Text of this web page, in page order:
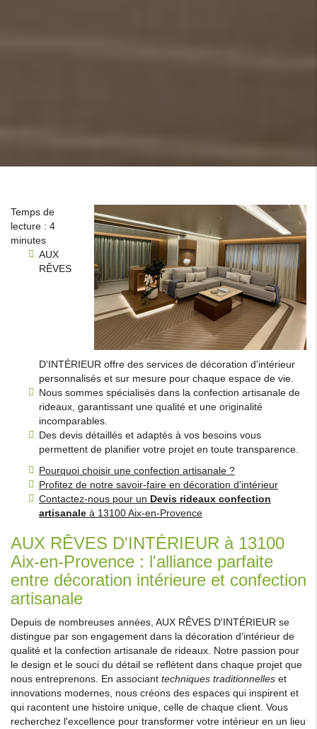
Temps de
lecture : 4
minutes
AUX
RÊVES
D'INTÉRIEUR offre des services de décoration d'intérieur
personnalisés et sur mesure pour chaque espace de vie.
Nous sommes spécialisés dans la confection artisanale de
rideaux, garantissant une qualité et une originalité
incomparables.
Des devis détaillés et adaptés à vos besoins vous
permettent de planifier votre projet en toute transparence.
Pourquoi choisir une confection artisanale ?
Profitez de notre savoir-faire en décoration d'intérieur
Contactez-nous pour un Devis rideaux confection
artisanale à 13100 Aix-en-Provence
AUX RÊVES D'INTÉRIEUR à 13100
Aix-en-Provence : l'alliance parfaite
entre décoration intérieure et confection
artisanale
Depuis de nombreuses années, AUX RÊVES D'INTÉRIEUR se
distingue par son engagement dans la décoration d'intérieur de
qualité et la confection artisanale de rideaux. Notre passion pour
le design et le souci du détail se reflètent dans chaque projet que
nous entreprenons. En associant techniques traditionnelles et
innovations modernes, nous créons des espaces qui inspirent et
qui racontent une histoire unique, celle de chaque client. Vous
recherchez l'excellence pour transformer votre intérieur en un lieu